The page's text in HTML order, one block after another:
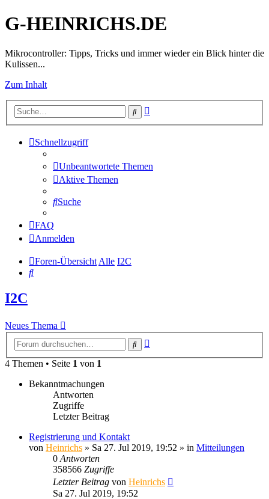
G-HEINRICHS.DE
Mikrocontroller: Tipps, Tricks und immer wieder ein Blick hinter die
Kulissen...
Zum Inhalt
Suche
Schnellzugriff
Unbeantwortete Themen
Aktive Themen
Suche
FAQ
Anmelden
Foren-ÜbersichtAlle I2C
Suche
I2C
Neues Thema
Suche
4 Themen • Seite 1 von 1
Bekanntmachungen
Antworten
Zugriffe
Letzter Beitrag
Registrierung und Kontakt
von Heinrichs » Sa 27. Jul 2019, 19:52 » in Mitteilungen
0 Antworten
358566 Zugriffe
Letzter Beitrag von Heinrichs
Sa 27. Jul 2019, 19:52